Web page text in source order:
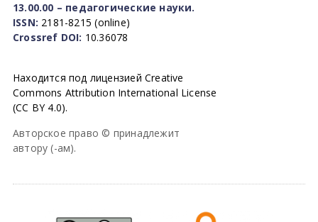
13.00.00 – педагогические науки.
ISSN: 2181-8215 (online)
Crossref DOI: 10.36078
Находится под лицензией Creative
Commons Attribution International License
(CC BY 4.0).
Авторское право © принадлежит
автору (-ам).